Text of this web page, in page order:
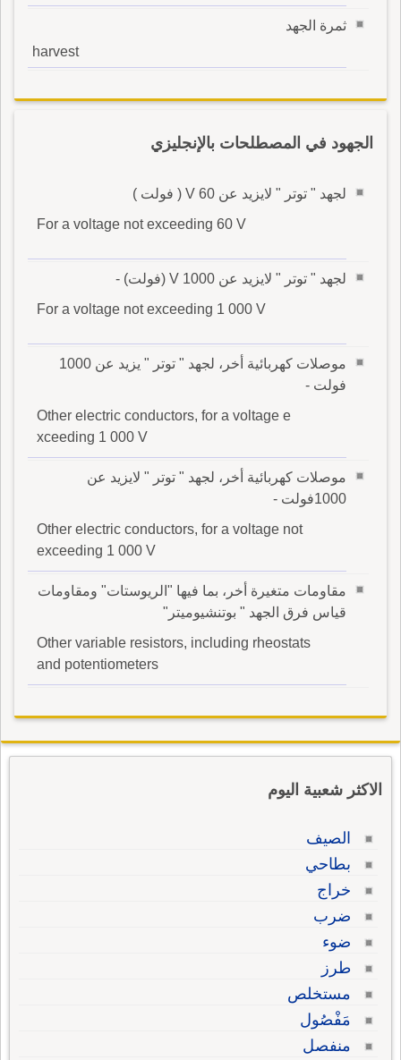
ثمرة الجهد
harvest
الجهود في المصطلحات بالإنجليزي
لجهد " توتر " لايزيد عن V 60 ( فولت )
For a voltage not exceeding 60 V
لجهد " توتر " لايزيد عن V 1000 (فولت) -
For a voltage not exceeding 1 000 V
موصلات كهربائية أخر، لجهد " توتر " يزيد عن 1000
فولت -
Other electric conductors, for a voltage e
xceeding 1 000 V
موصلات كهربائية أخر، لجهد " توتر " لايزيد عن
1000فولت -
Other electric conductors, for a voltage not
exceeding 1 000 V
مقاومات متغيرة أخر، بما فيها "الريوستات" ومقاومات
قياس فرق الجهد " بوتنشيوميتر"
Other variable resistors, including rheostats
and potentiometers
الاكثر شعبية اليوم
الصيف
بطاحي
خراج
ضرب
ضوء
طرز
مستخلص
مَفْصُول
منفصل